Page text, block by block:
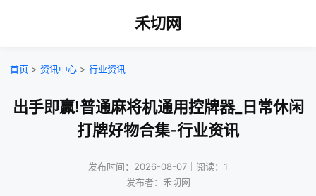
禾切网
首页 > 资讯中心 > 行业资讯
出手即赢!普通麻将机通用控牌器_日常休闲
打牌好物合集-行业资讯
发布时间：2026-08-07｜阅读：1
发布者：禾切网